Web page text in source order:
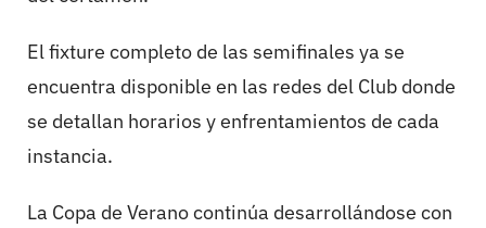
El fixture completo de las semifinales ya se
encuentra disponible en las redes del Club donde
se detallan horarios y enfrentamientos de cada
instancia.
La Copa de Verano continúa desarrollándose con